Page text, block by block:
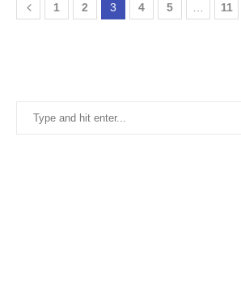
1 2 3 4 5 … 11